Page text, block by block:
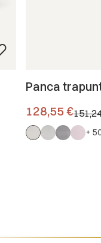
Panca
Prezzo
128,55 €
+